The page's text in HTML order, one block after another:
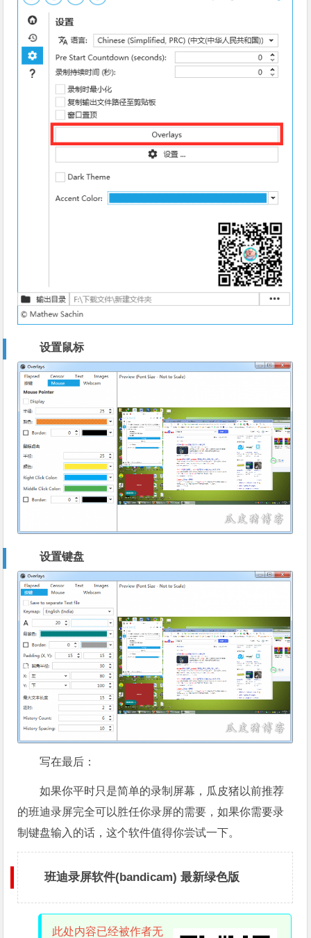
设置鼠标
设置键盘
写在最后：
如果你平时只是简单的录制屏幕，瓜皮猪以前推荐
的班迪录屏完全可以胜任你录屏的需要，如果你需要录
制键盘输入的话，这个软件值得你尝试一下。
班迪录屏软件(bandicam) 最新绿色版
此处内容已经被作者无